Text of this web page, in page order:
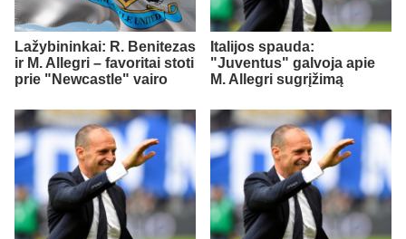
Lažybininkai: R. Benitezas
ir M. Allegri – favoritai stoti
prie "Newcastle" vairo
Italijos spauda:
"Juventus" galvoja apie
M. Allegri sugrįžimą